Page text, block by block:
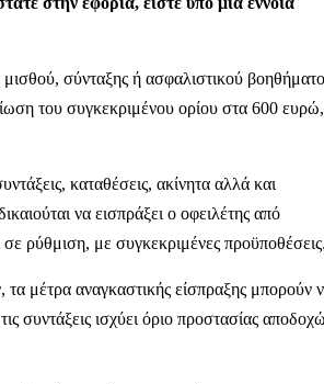
σύνταξης ή ασφαλιστικού
του συγκεκριμένου ορίου στα 600
καταθέσεις, ακίνητα αλλά και
να εισπράξει ο οφειλέτης από
σε ρύθμιση, με συγκεκριμένες προϋποθέσεις.
μέτρα αναγκαστικής είσπραξης μπορούν
συντάξεις ισχύει όριο προστασίας